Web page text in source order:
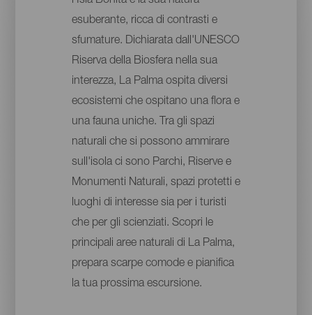
esuberante, ricca di contrasti e
sfumature. Dichiarata dall'UNESCO
Riserva della Biosfera nella sua
interezza, La Palma ospita diversi
ecosistemi che ospitano una flora e
una fauna uniche. Tra gli spazi
naturali che si possono ammirare
sull'isola ci sono Parchi, Riserve e
Monumenti Naturali, spazi protetti e
luoghi di interesse sia per i turisti
che per gli scienziati. Scopri le
principali aree naturali di La Palma,
prepara scarpe comode e pianifica
la tua prossima escursione.